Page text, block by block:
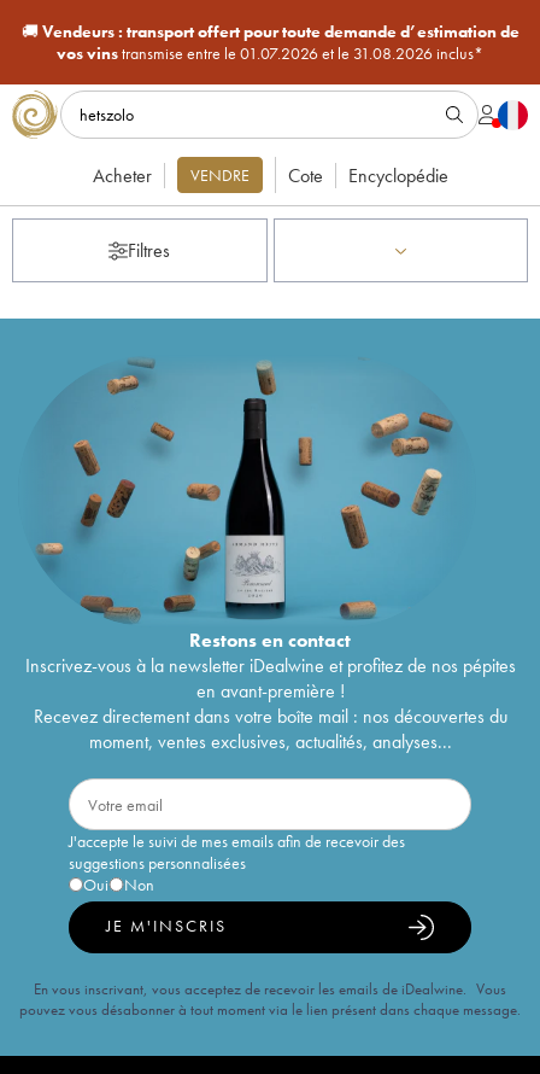
🚚Vendeurs : transport offert pour toute demande d’estimation de
vos vinstransmise entre le 01.07.2026 et le 31.08.2026 inclus*
Acheter VENDRE Cote Encyclopédie
Filtres
Restons encontact
Inscrivez-vous à la newsletter iDealwine et profitez de nos pépites
en avant-première !
Recevez directement dans votre boîte mail : nos découvertes du
moment, ventes exclusives, actualités, analyses...
J'accepte le suivi de mes emails afin de recevoir des
suggestions personnalisées
Oui
Non
JE M'INSCRIS
En vous inscrivant, vous acceptez de recevoir les emails de iDealwine. Vous
pouvez vous désabonner à tout moment via le lien présent dans chaque message.